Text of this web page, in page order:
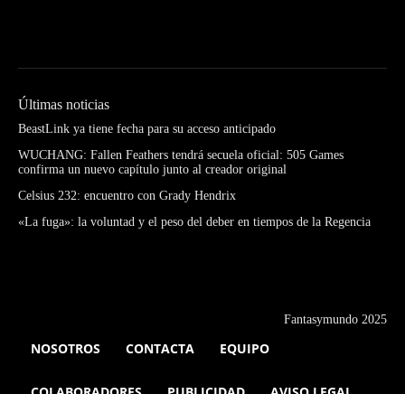
Últimas noticias
BeastLink ya tiene fecha para su acceso anticipado
WUCHANG: Fallen Feathers tendrá secuela oficial: 505 Games
confirma un nuevo capítulo junto al creador original
Celsius 232: encuentro con Grady Hendrix
«La fuga»: la voluntad y el peso del deber en tiempos de la Regencia
Fantasymundo 2025
NOSOTROS CONTACTA EQUIPO